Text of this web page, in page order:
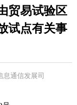
贸易试验区
试点有关事
息通信发展司